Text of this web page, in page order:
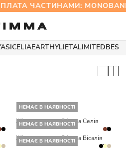
ЧАСТИНАМИ:
SICELIAEARTHYLIETALIMITED
НЕМАЄ В НАЯВНОСТІ
Жіночий жилет Stimma Селія
НЕМАЄ В НАЯВНОСТІ
Жіночий жилет Stimma Вісалія
НЕМАЄ В НАЯВНОСТІ